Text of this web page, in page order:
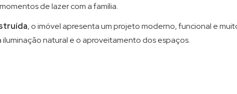
de lazer com a família.
, o imóvel apresenta um projeto moderno, funcional e
natural e o aproveitamento dos espaços.